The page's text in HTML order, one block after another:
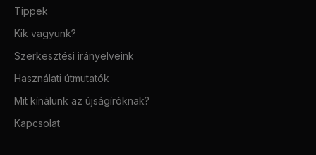
Tippek
Kik vagyunk?
Szerkesztési irányelveink
Használati útmutatók
Mit kínálunk az újságíróknak?
Kapcsolat